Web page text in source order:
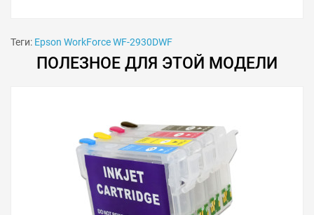
Решили купить программатор чипов картриджей для
Epson WorkForce WF-2930DWF — оформите заказ или
напишите онлайн-консультанту. Мы ответим на
Теги: Epson WorkForce WF-2930DWF
ПОЛЕЗНОЕ ДЛЯ ЭТОЙ МОДЕЛИ